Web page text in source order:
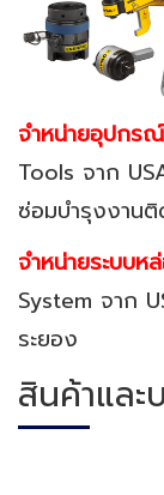
จำหน่ายอุปกร
Tools จาก
ซ่อมบำรุงงาน
จำหน่ายระบบห
System จาก
ระยอง
สินค้าและ